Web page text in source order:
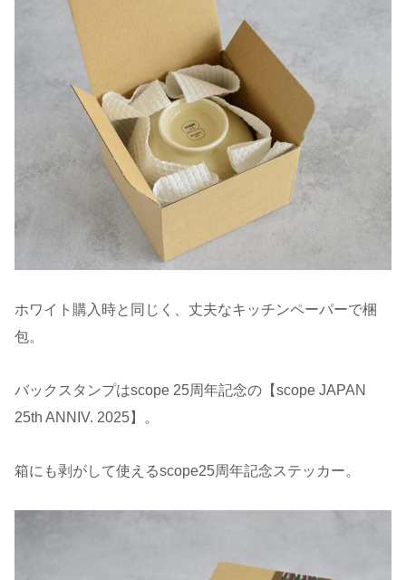
ホワイト購入時と同じく、丈夫なキッチンペーパーで梱
包。
バックスタンプはscope 25周年記念の【scope JAPAN
25th ANNIV. 2025】。
箱にも剥がして使えるscope25周年記念ステッカー。